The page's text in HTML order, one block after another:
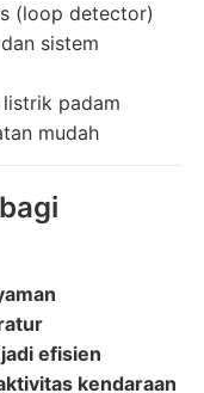
(loop detector)
sistem
padam
mudah
efisien
kendaraan